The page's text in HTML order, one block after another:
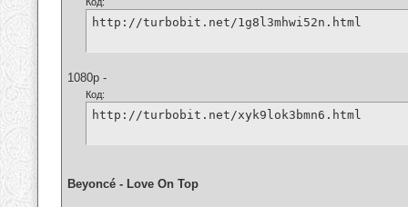
http://turbobit.net/1g8l3mhwi52n.html
1080p -
Код:
http://turbobit.net/xyk9lok3bmn6.html
Beyoncé - Love On Top